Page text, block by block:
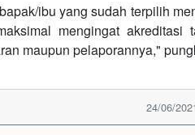
ibu yang sudah terpilih
mengingat akreditasi
maupun pelaporannya,"
24/06/